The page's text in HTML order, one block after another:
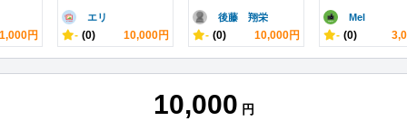
1,000円
エリ
- (0) 10,000円
後藤 翔栄
- (0) 10,000円
Mel
- (0)
10,000 円